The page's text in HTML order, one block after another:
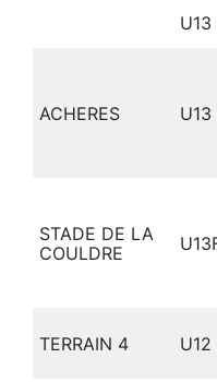
U13
ACHERES U13
STADE DE LA
COULDRE
TERRAIN 4 U12